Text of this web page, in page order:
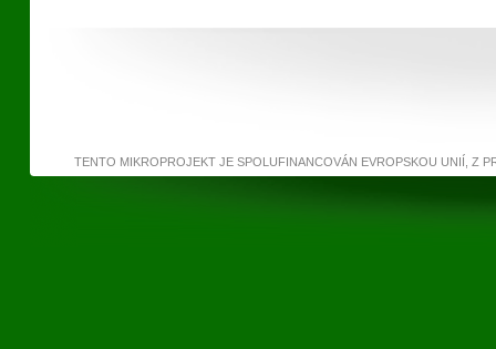
TENTO MIKROPROJEKT JE SPOLUFINANCOVÁN EVROPSKOU UNIÍ, Z